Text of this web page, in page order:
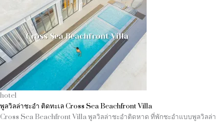
hotel
พูลวิลล่าชะอำ ติดทะเล Cross Sea Beachfront Villa
Cross Sea Beachfront Villa พูลวิลล่าชะอำติดหาด ที่พักชะอำแบบพูลวิลล่า